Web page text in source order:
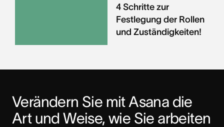
4 Schritte zur
Festlegung der Rollen
und Zuständigkeiten!
Verändern Sie mit Asana die
Art und Weise, wie Sie arbeiten